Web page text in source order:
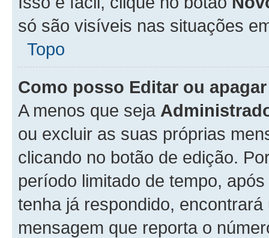
só são visíveis nas situações
Topo
Como posso Editar ou
A menos que seja
ou excluir as suas próprias
clicando no botão de edição.
período limitado de tempo,
tenha já respondido,
mensagem que reporta o